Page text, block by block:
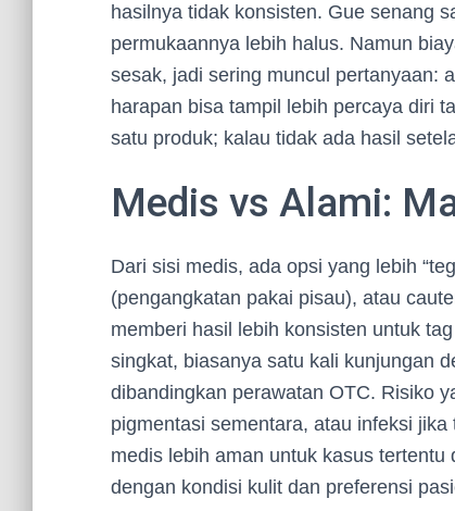
hasilnya tidak konsisten. Gue senang
permukaannya lebih halus. Namun
sesak, jadi sering muncul pertanyaan:
harapan bisa tampil lebih percaya diri
satu produk; kalau tidak ada hasil
Medis vs Alami:
Dari sisi medis, ada opsi yang lebih
(pengangkatan pakai pisau), atau
memberi hasil lebih konsisten untuk
singkat, biasanya satu kali kunjungan
dibandingkan perawatan OTC. Risiko
pigmentasi sementara, atau infeksi
medis lebih aman untuk kasus
dengan kondisi kulit dan preferensi